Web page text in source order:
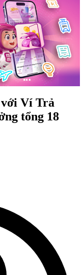
Ví Trả
tổng 18